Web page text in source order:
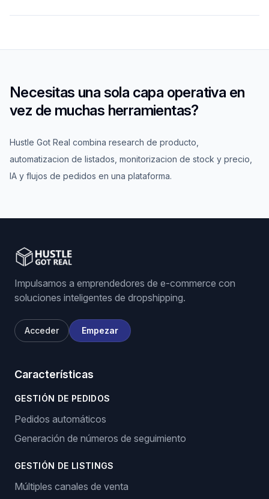
Necesitas una sola capa operativa en
vez de muchas herramientas?
Hustle Got Real combina research de producto,
automatizacion de listados, monitorizacion de stock y precio,
IA y flujos de pedidos en una plataforma.
Impulsamos a emprendedores de e-commerce con
soluciones inteligentes de dropshipping.
Acceder Empezar
Características
GESTIÓN DE PEDIDOS
Pedidos automáticos
Generación de números de seguimiento
GESTIÓN DE LISTINGS
Múltiples canales de venta